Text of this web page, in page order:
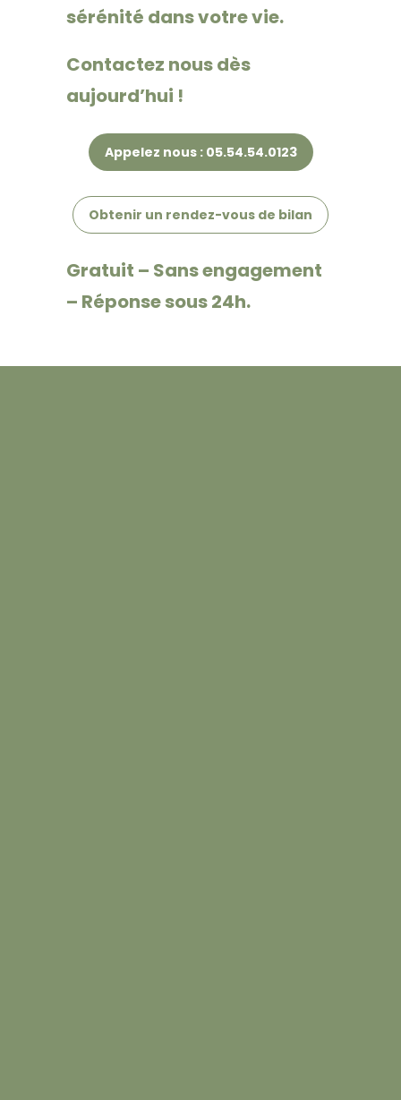
sérénité dans votre vie.
Contactez nous dès
aujourd’hui !
Appelez nous : 05.54.54.0123
Obtenir un rendez-vous de bilan
Gratuit – Sans engagement
– Réponse sous 24h.